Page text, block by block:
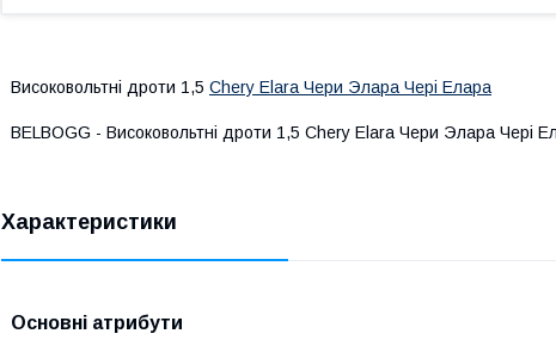
Високовольтні дроти 1,5 Chery Elara Чери Элара Чері Елара
BELBOGG - Високовольтні дроти 1,5 Chery Elara Чери Элара Чері
Характеристики
Основні атрибути